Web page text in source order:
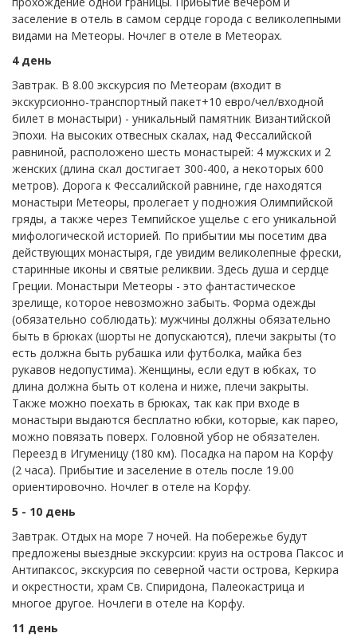
заселение в отель в самом сердце города с великолепными
видами на Метеоры. Ночлег в отеле в Метеорах.
4 день
Завтрак. В 8.00 экскурсия по Метеорам (входит в
экскурсионно-транспортный пакет+10 евро/чел/входной
билет в монастыри) - уникальный памятник Византийской
Эпохи. На высоких отвесных скалах, над Фессалийской
равниной, расположено шесть монастырей: 4 мужских и 2
женских (длина скал достигает 300-400, а некоторых 600
метров). Дорога к Фессалийской равнине, где находятся
монастыри Метеоры, пролегает у подножия Олимпийской
гряды, а также через Темпийское ущелье с его уникальной
мифологической историей. По прибытии мы посетим два
действующих монастыря, где увидим великолепные фрески,
старинные иконы и святые реликвии. Здесь душа и сердце
Греции. Монастыри Метеоры - это фантастическое
зрелище, которое невозможно забыть. Форма одежды
(обязательно соблюдать): мужчины должны обязательно
быть в брюках (шорты не допускаются), плечи закрыты (то
есть должна быть рубашка или футболка, майка без
рукавов недопустима). Женщины, если едут в юбках, то
длина должна быть от колена и ниже, плечи закрыты.
Также можно поехать в брюках, так как при входе в
монастыри выдаются бесплатно юбки, которые, как парео,
можно повязать поверх. Головной убор не обязателен.
Переезд в Игуменицу (180 км). Посадка на паром на Корфу
(2 часа). Прибытие и заселение в отель после 19.00
ориентировочно. Ночлег в отеле на Корфу.
5 - 10 день
Завтрак. Отдых на море 7 ночей. На побережье будут
предложены выездные экскурсии: круиз на острова Паксос и
Антипаксос, экскурсия по северной части острова, Керкира
и окрестности, храм Св. Спиридона, Палеокастрица и
многое другое. Ночлеги в отеле на Корфу.
11 день